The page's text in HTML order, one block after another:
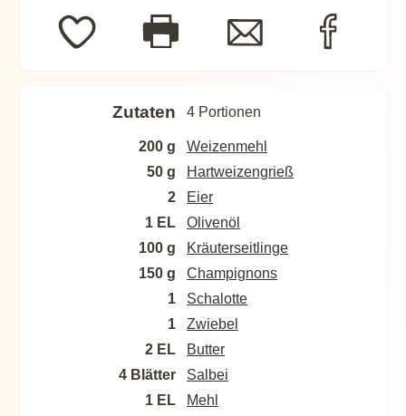
Zutaten 4 Portionen
200 g
Weizenmehl
50 g
Hartweizengrieß
2
Eier
1 EL
Olivenöl
100 g
Kräuterseitlinge
150 g
Champignons
1
Schalotte
1
Zwiebel
2 EL
Butter
4 Blätter
Salbei
1 EL
Mehl